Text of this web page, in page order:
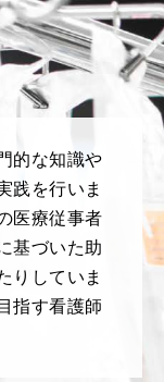
的な知識や
践を行いま
医療従事者
基づいた助
りしていま
指す看護師